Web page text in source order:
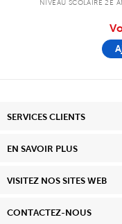
NIVEAU SCOLAIRE 2E
SERVICES CLIENTS
EN SAVOIR PLUS
VISITEZ NOS SITES WEB
CONTACTEZ-NOUS